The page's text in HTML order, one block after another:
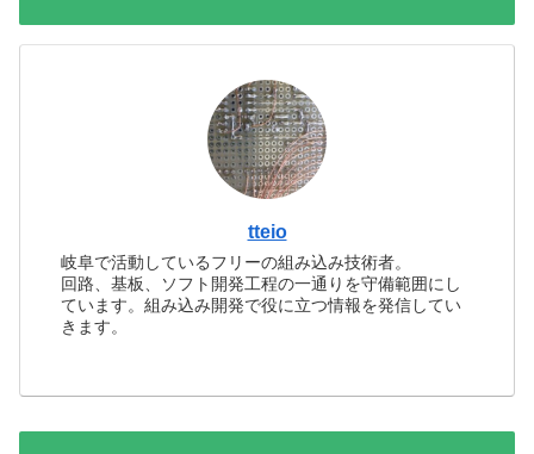
tteio
岐阜で活動しているフリーの組み込み技術者。
回路、基板、ソフト開発工程の一通りを守備範囲にし
ています。組み込み開発で役に立つ情報を発信してい
きます。